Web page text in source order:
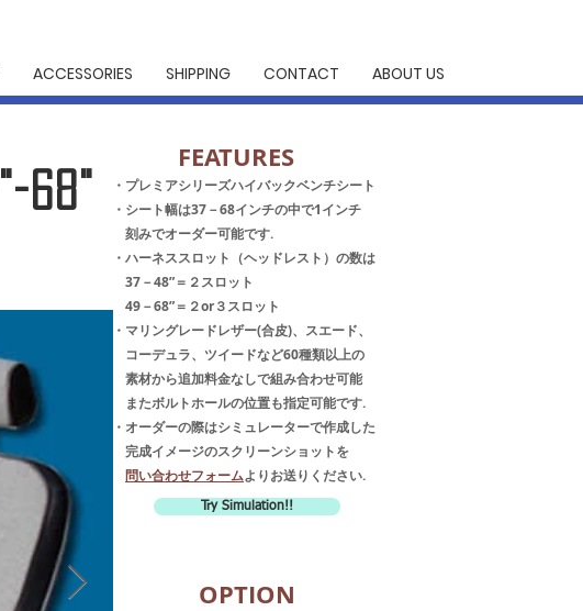
ACCESSORIES SHIPPING CONTACT ABOUT US
​FEATURES
・プレミアシリーズハイバックベンチシート
・シート幅は37－68インチの中で1インチ
刻みでオーダー可能です.
・ ハーネススロット（ヘッドレスト ）の数は
37－48”＝２スロット
49－68”＝２or３スロット
・マリングレードレザー(合皮)、スエード、
コーデュラ、ツイードなど60種類以上の
素材から追加料金なしで組み合わせ可能
またボルトホールの位置も指定可能です.
・オーダーの際はシミュレーターで作成した
完成イメージのスクリーンショットを
問い合わせフォームよりお送りください.
Try Simulation!!
"-68"
​OPTION